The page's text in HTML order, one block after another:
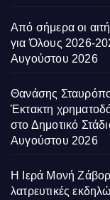
Από σήμερα οι
για Όλους 2026-
Αυγούστου 2026
Θανάσης
Έκτακτη
στο Δημοτικό
Αυγούστου 2026
Η Ιερά Μονή
λατρευτικές